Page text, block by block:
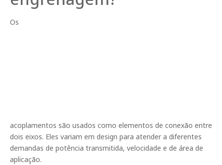
Os
acoplamentos são usados como elementos de conexão entre
dois eixos. Eles variam em design para atender a diferentes
demandas de potência transmitida, velocidade e de área de
aplicação.